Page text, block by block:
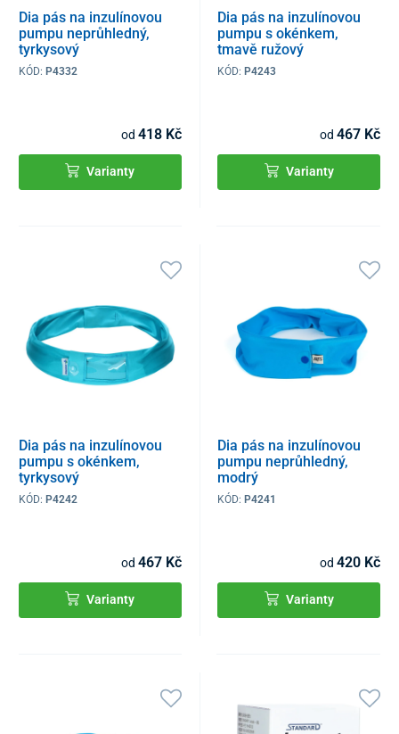
Dia pás na inzulínovou
pumpu neprůhledný,
tyrkysový
KÓD: P4332
od 418 Kč
Varianty
Dia pás na inzulínovou
pumpu s okénkem,
tmavě ružový
KÓD:P4243
od 467 Kč
Varianty
Dia pás na inzulínovou
pumpu s okénkem,
tyrkysový
KÓD: P4242
od 467 Kč
Varianty
Dia pás na inzulínovou
pumpu neprůhledný,
modrý
KÓD:P4241
od 420 Kč
Varianty